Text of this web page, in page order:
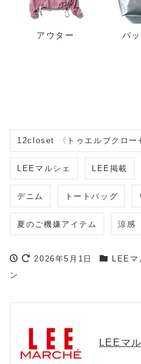
アウター バ
12closet 〈トゥエルブクロー
LEEマルシェ LEE掲載
デニム トートバッグ
夏のご機嫌アイテム 涼感
2026年5月1日 LEE
ン
LEEマ